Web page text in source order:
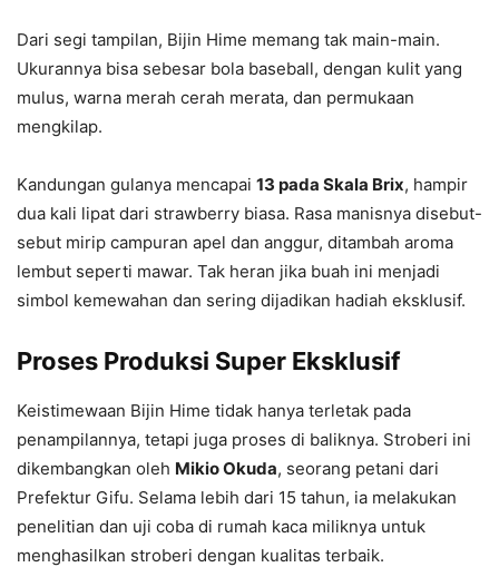
Dari segi tampilan, Bijin Hime memang tak main-main.
Ukurannya bisa sebesar bola baseball, dengan kulit yang
mulus, warna merah cerah merata, dan permukaan
mengkilap.
Kandungan gulanya mencapai 13 pada Skala Brix, hampir
dua kali lipat dari strawberry biasa. Rasa manisnya disebut-
sebut mirip campuran apel dan anggur, ditambah aroma
lembut seperti mawar. Tak heran jika buah ini menjadi
simbol kemewahan dan sering dijadikan hadiah eksklusif.
Proses Produksi Super Eksklusif
Keistimewaan Bijin Hime tidak hanya terletak pada
penampilannya, tetapi juga proses di baliknya. Stroberi ini
dikembangkan oleh Mikio Okuda, seorang petani dari
Prefektur Gifu. Selama lebih dari 15 tahun, ia melakukan
penelitian dan uji coba di rumah kaca miliknya untuk
menghasilkan stroberi dengan kualitas terbaik.